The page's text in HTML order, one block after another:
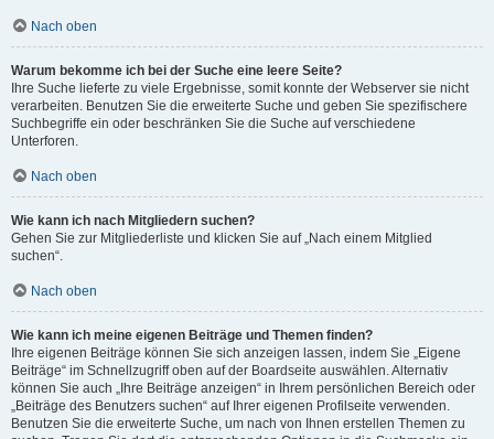
Nach oben
Warum bekomme ich bei der Suche eine leere Seite?
Ihre Suche lieferte zu viele Ergebnisse, somit konnte der Webserver sie nicht
verarbeiten. Benutzen Sie die erweiterte Suche und geben Sie spezifischere
Suchbegriffe ein oder beschränken Sie die Suche auf verschiedene
Unterforen.
Nach oben
Wie kann ich nach Mitgliedern suchen?
Gehen Sie zur Mitgliederliste und klicken Sie auf „Nach einem Mitglied
suchen“.
Nach oben
Wie kann ich meine eigenen Beiträge und Themen finden?
Ihre eigenen Beiträge können Sie sich anzeigen lassen, indem Sie „Eigene
Beiträge“ im Schnellzugriff oben auf der Boardseite auswählen. Alternativ
können Sie auch „Ihre Beiträge anzeigen“ in Ihrem persönlichen Bereich oder
„Beiträge des Benutzers suchen“ auf Ihrer eigenen Profilseite verwenden.
Benutzen Sie die erweiterte Suche, um nach von Ihnen erstellen Themen zu